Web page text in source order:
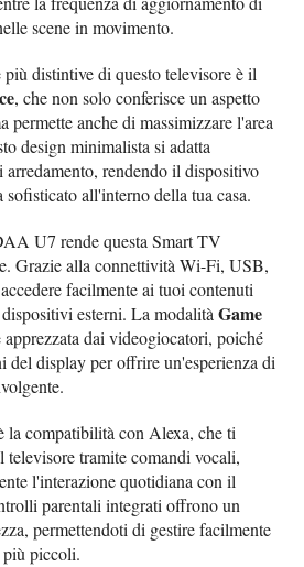
scene in movimento.
distintive di questo televisore è il
, che non solo conferisce un aspetto
permette anche di massimizzare l'area
design minimalista si adatta
arredamento, rendendo il dispositivo
sofisticato all'interno della tua casa.
U7 rende questa Smart TV
Grazie alla connettività Wi-Fi, USB,
facilmente ai tuoi contenuti
esterni. La modalitàGame
dai videogiocatori, poiché
del display per offrire un'esperienza di
la compatibilità con Alexa, che ti
televisore tramite comandi vocali,
l'interazione quotidiana con il
parentali integrati offrono un
permettendoti di gestire facilmente
piccoli.